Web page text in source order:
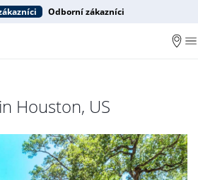
Odborní zákazníci
Houston, US